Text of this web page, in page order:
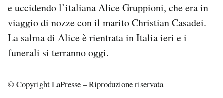
e uccidendo l’italiana Alice Gruppioni, che era in
viaggio di nozze con il marito Christian Casadei.
La salma di Alice è rientrata in Italia ieri e i
funerali si terranno oggi.
© Copyright LaPresse – Riproduzione riservata